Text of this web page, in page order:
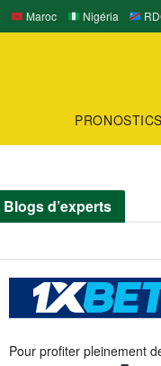
Maroc Nigéria
PRONOSTICS
Blogs d’experts
Pour profiter pleinement